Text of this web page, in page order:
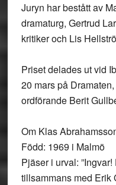
Juryn har bestått av
dramaturg, Gertrud
kritiker och Lis
Priset delades ut vid
20 mars på
ordförande Berit
Om Klas
Född: 1969 i Malmö
Pjäser i urval:
tillsammans med Erik